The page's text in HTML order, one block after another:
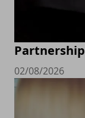
02/08/2026